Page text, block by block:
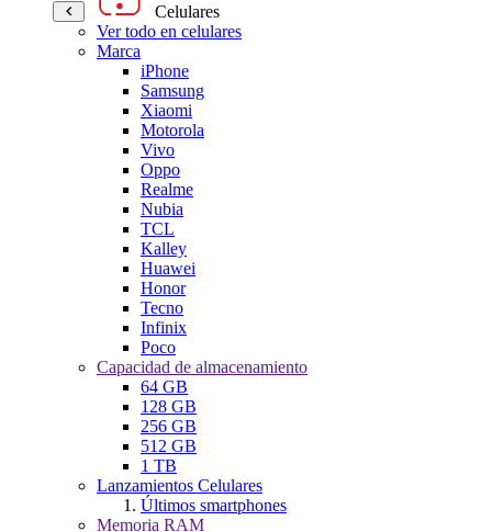
Celulares
Ver todo en celulares
Marca
iPhone
Samsung
Xiaomi
Motorola
Vivo
Oppo
Realme
Nubia
TCL
Kalley
Huawei
Honor
Tecno
Infinix
Poco
Capacidad de almacenamiento
64 GB
128 GB
256 GB
512 GB
1 TB
Lanzamientos Celulares
Últimos smartphones
Memoria RAM